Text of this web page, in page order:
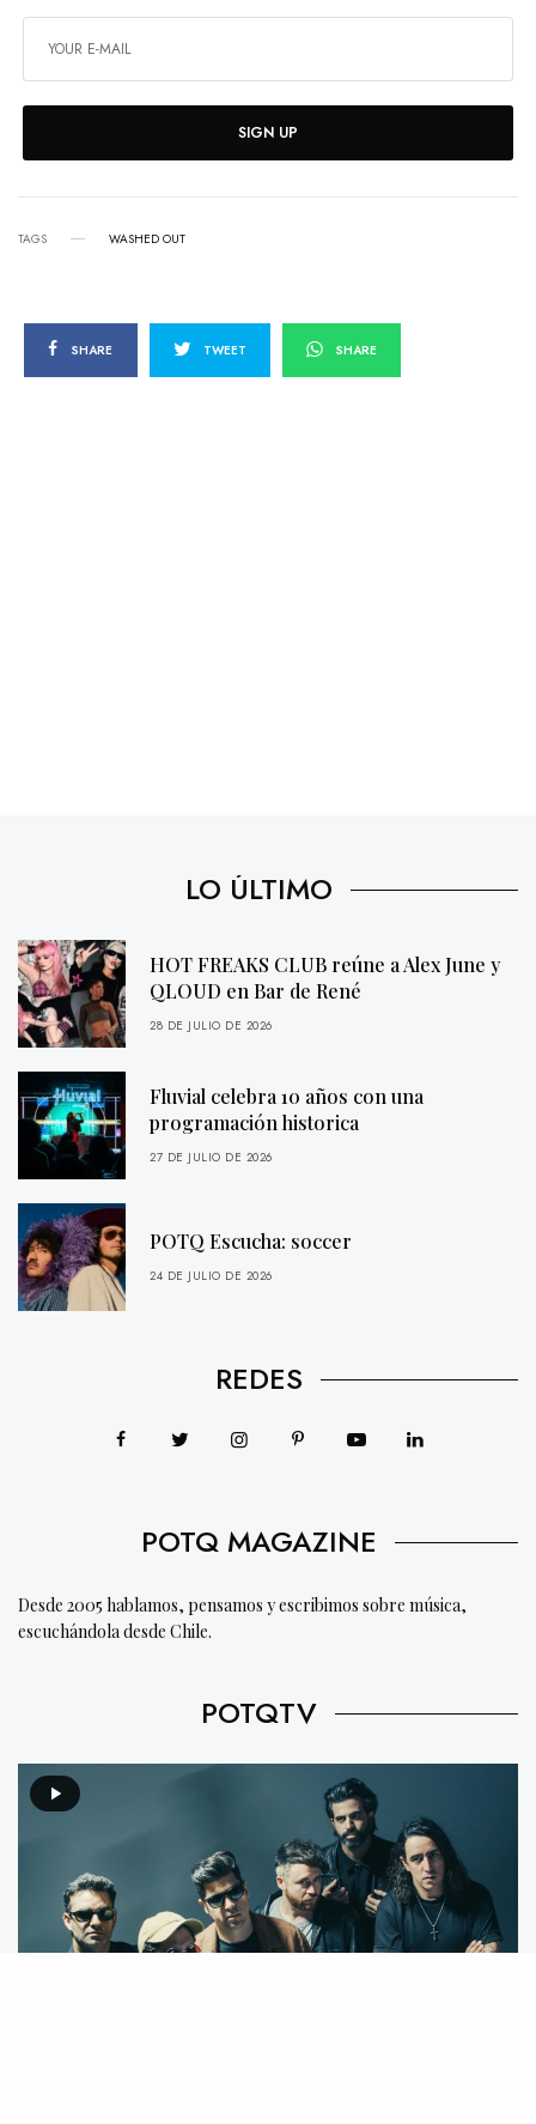
SIGN UP
TAGS WASHED OUT
SHARE TWEET SHARE
LO ÚLTIMO
HOT FREAKS CLUB reúne a Alex June y
QLOUD en Bar de René
28 DE JULIO DE 2026
Fluvial celebra 10 años con una
programación historica
27 DE JULIO DE 2026
POTQ Escucha: soccer
24 DE JULIO DE 2026
REDES
POTQ MAGAZINE
Desde 2005 hablamos, pensamos y escribimos sobre música,
escuchándola desde Chile.
POTQTV